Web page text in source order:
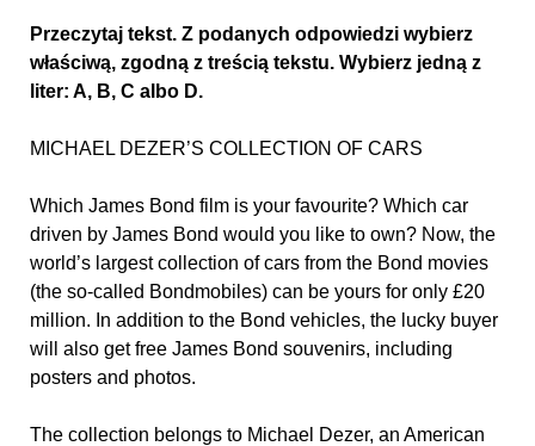
Przeczytaj tekst. Z podanych odpowiedzi wybierz
właściwą, zgodną z treścią tekstu. Wybierz jedną z
liter: A, B, C albo D.
MICHAEL DEZER’S COLLECTION OF CARS
Which James Bond film is your favourite? Which car
driven by James Bond would you like to own? Now, the
world’s largest collection of cars from the Bond movies
(the so-called Bondmobiles) can be yours for only £20
million. In addition to the Bond vehicles, the lucky buyer
will also get free James Bond souvenirs, including
posters and photos.
The collection belongs to Michael Dezer, an American